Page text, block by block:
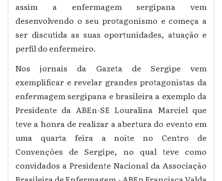
assim a enfermagem sergipana vem
desenvolvendo o seu protagonismo e começa a
ser discutida as suas oportunidades, atuação e
perfil do enfermeiro.
Nos jornais da Gazeta de Sergipe vem
exemplificar e revelar grandes protagonistas da
enfermagem sergipana e brasileira a exemplo da
Presidente da ABEn-SE Louralina Marciel que
teve a honra de realizar a abertura do evento em
uma quarta feira a noite no Centro de
Convenções de Sergipe, no qual teve como
convidados a Presidente Nacional da Associação